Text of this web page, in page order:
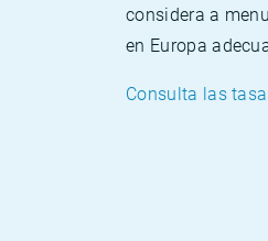
considera a
en Europa
Consulta las